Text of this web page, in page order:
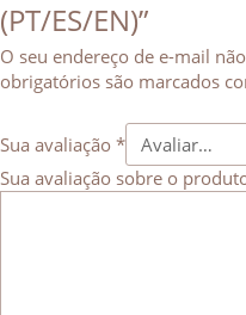
(PT/ES/EN)”
O seu endereço de e-mail
obrigatórios são marcados
Sua avaliação *
Sua avaliação sobre o